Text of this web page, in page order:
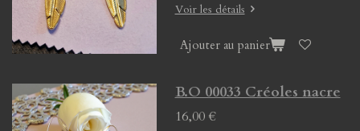
Voir les détails
Ajouter au panier
B.O 00033 Créoles nacre
16,00 €